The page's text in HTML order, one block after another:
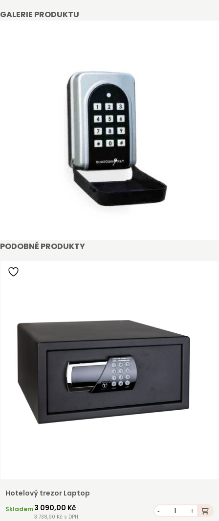
GALERIE PRODUKTU
PODOBNÉ PRODUKTY
Hotelový trezor Laptop
Skladem3 090,00 Kč
3 738,90 Kč s DPH
- +
STAŇTE SE KLIENTEM
Stát se klientem velkoobchodu Bohéme Collection
je jednoduché, stačí podnikat a mít platné IČO.
Kromě snadnějšího procesu objednávek můžete
získat slevy až do výše 25 % v závislosti na velikosti
vašeho zařízení.